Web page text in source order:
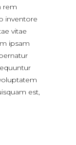
rem
inventore
vitae
ipsam
est,